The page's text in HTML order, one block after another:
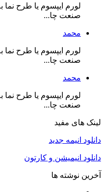
لورم ایپسوم یا طرح‌
صنعت چا...
محمد
لورم ایپسوم یا طرح‌
صنعت چا...
محمد
لورم ایپسوم یا طرح‌
صنعت چا...
لینک های مفید
دانلود انیمه جدید
دانلود انیمیشن و کارتون
آخرین نوشته ها